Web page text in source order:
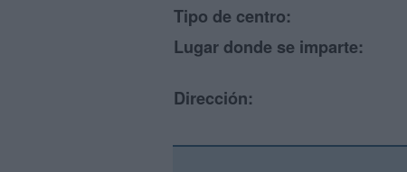
Tipo de centro:
Lugar donde se imparte:
Dirección: